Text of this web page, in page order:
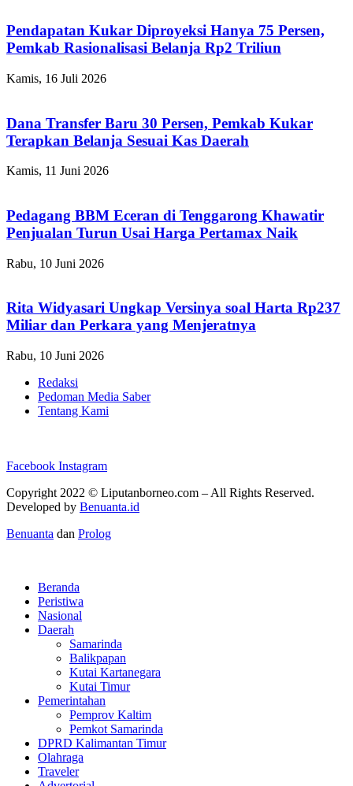
Pendapatan Kukar Diproyeksi Hanya 75 Persen,
Pemkab Rasionalisasi Belanja Rp2 Triliun
Kamis, 16 Juli 2026
Dana Transfer Baru 30 Persen, Pemkab Kukar
Terapkan Belanja Sesuai Kas Daerah
Kamis, 11 Juni 2026
Pedagang BBM Eceran di Tenggarong Khawatir
Penjualan Turun Usai Harga Pertamax Naik
Rabu, 10 Juni 2026
Rita Widyasari Ungkap Versinya soal Harta Rp237
Miliar dan Perkara yang Menjeratnya
Rabu, 10 Juni 2026
Redaksi
Pedoman Media Saber
Tentang Kami
Facebook Instagram
Copyright 2022 © Liputanborneo.com – All Rights Reserved.
Developed by Benuanta.id
Benuanta dan Prolog
Beranda
Peristiwa
Nasional
Daerah
Samarinda
Balikpapan
Kutai Kartanegara
Kutai Timur
Pemerintahan
Pemprov Kaltim
Pemkot Samarinda
DPRD Kalimantan Timur
Olahraga
Traveler